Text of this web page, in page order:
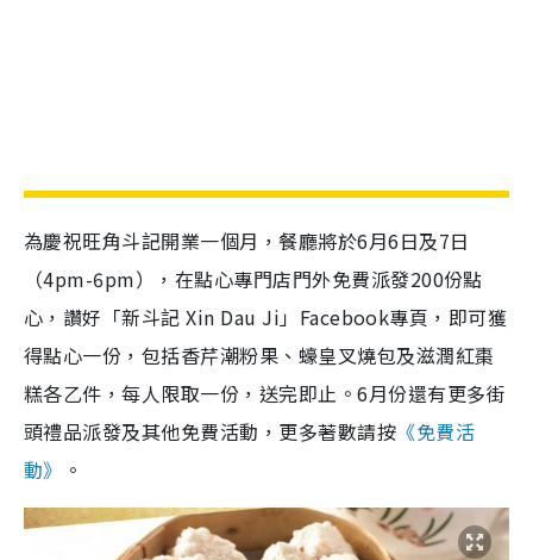
為慶祝旺角斗記開業一個月，餐廳將於6月6日及7日
（4pm-6pm），在點心專門店門外免費派發200份點
心，讚好「新斗記 Xin Dau Ji」Facebook專頁，即可獲
得點心一份，包括香芹潮粉果、蠔皇叉燒包及滋潤紅棗
糕各乙件，每人限取一份，送完即止。6月份還有更多街
頭禮品派發及其他免費活動，更多著數請按 《免費活
動》
。